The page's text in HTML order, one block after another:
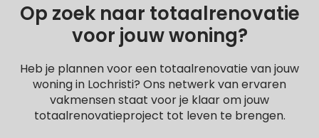
Op zoek naar totaalrenovatie
voor jouw woning?
Heb je plannen voor een totaalrenovatie van jouw
woning in Lochristi? Ons netwerk van ervaren
vakmensen staat voor je klaar om jouw
totaalrenovatieproject tot leven te brengen.